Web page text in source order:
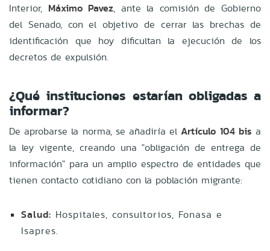
Interior, Máximo Pavez, ante la comisión de Gobierno
del Senado, con el objetivo de cerrar las brechas de
identificación que hoy dificultan la ejecución de los
decretos de expulsión.
¿Qué instituciones estarían obligadas a
informar?
De aprobarse la norma, se añadiría elArtículo 104 bis a
la ley vigente, creando una "obligación de entrega de
información" para un amplio espectro de entidades que
tienen contacto cotidiano con la población migrante:
Salud: Hospitales, consultorios, Fonasa e
Isapres.